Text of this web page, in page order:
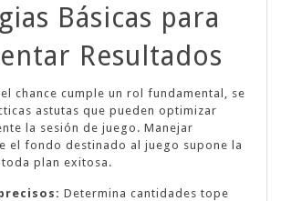
Básicas para
Resultados
chance cumple un rol fundamental, se
astutas que pueden optimizar
la sesión de juego. Manejar
el fondo destinado al juego supone la
plan exitosa.
Determina cantidades tope